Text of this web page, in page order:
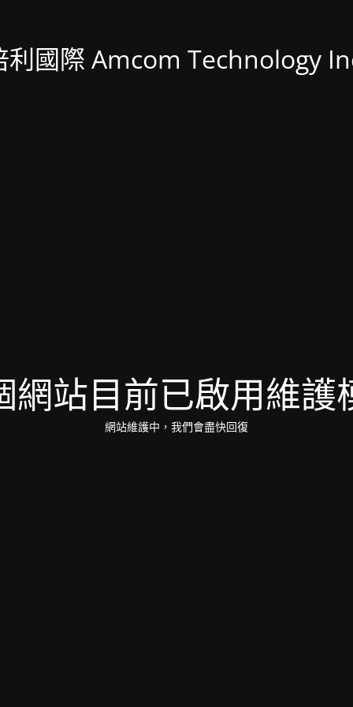
利國際 Amcom Technology
網站目前已啟用維護
網站維護中，我們會盡快回復